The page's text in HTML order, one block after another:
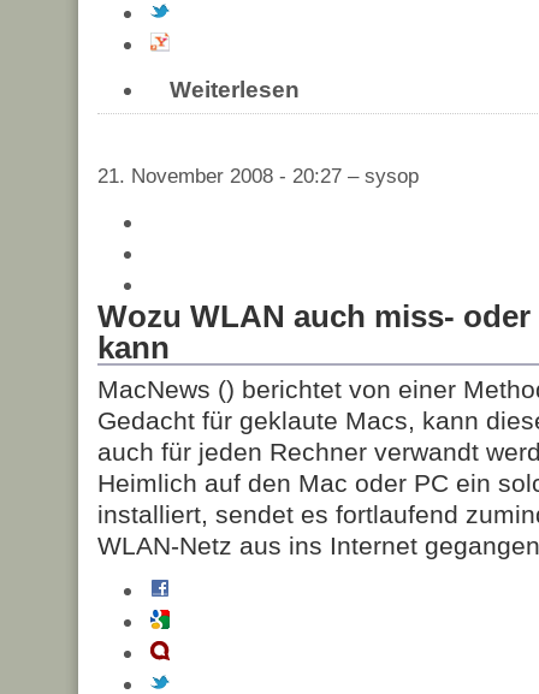
Weiterlesen
21. November 2008 - 20:27 – sysop
Wozu WLAN auch miss-
kann
MacNews () berichtet von einer
Gedacht für geklaute Macs, kann
auch für jeden Rechner verwandt
Heimlich auf den Mac oder PC ein
installiert, sendet es fortlaufend
WLAN-Netz aus ins Internet